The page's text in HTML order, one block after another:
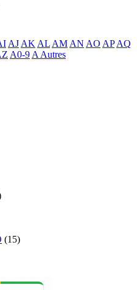
AJ AK AL AM AN AO AP AQ
A0-9 A Autres
(15)